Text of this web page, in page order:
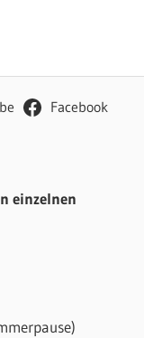
Facebook
einzelnen